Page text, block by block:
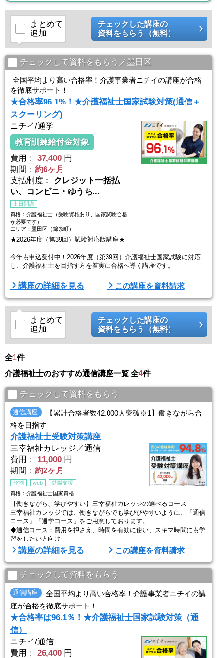
まとめて
追加
チェックした講座の
資料をもらう（無料）
チェックして資料をもらう／墨田区
全国平均より高い合格率！介護事業者ニチイの講座が合格
を徹底サポート！
★合格率96.1%！★介護福祉士国家試験対策(通信＋
スクーリング)
ニチイ/通学
教育訓練給付金対象
費用：
37,400 円
期間： 約6ヶ月
支払制度： クレジット一括払
い、コンビニ・ゆうち...
土日開講
資格：介護福祉士（受験資格あり、国家試験合格
が必要です）
エリア：墨田区（錦糸町）
★2026年度（第39回）試験対応版講座★
今年も申込受付中！2026年度（第39回）介護福祉士国家試験に対応
し、介護福祉士を目指す方を着実に合格へ導く講座です。
ニチイの講座は、学びやすいカリキュラムと充実のサポートで、あな
たの介護福祉士国家資格合格をバックアップします！
・合格率も高い！介護事業者ニチイの実績ある講座
・本試験の予行演習！「全国統一模試」付き
・最短2ヵ月程度の効率的学習が可能！
・フルセット教材や学習サポートも充実
・スクーリングではベテラン講師が要点を直 ...
講座の詳細を見る この講座を資料請求
まとめて
追加
チェックした講座の
資料をもらう（無料）
全1件
介護福祉士のおすすめ通信講座一覧 全4件
チェックして資料をもらう
通信講座
【累計合格者数42,000人突破※1】働きながら合
格を目指す
介護福祉士受験対策講座
三幸福祉カレッジ／通信
費用：
11,000 円
期間： 約2ヶ月
分割 web
就職支援
資格：介護福祉士国家資格
【働きながら、学びやすい】三幸福祉カレッジの選べるコース
三幸福祉カレッジでは、働きながらでも学びびやすいように、「通信
コース」「通学コース」をご用意しております。
◆通信コース：費用を押さえ、時間を有効に使い、スキマ時間にも学
習をしたい方向け
◆通学コース：講師の直接指導を受け、仲間と勉強したい方向け
三幸福祉カレッジの合格率が高い【3つの理由】
①合格に的を絞ったオリジナル問題集
三幸福祉カレッジのオリジナル教材は、毎年、最新の出題傾向を徹
底分析して作成しています。広い出題範囲の中か ...
講座の詳細を見る この講座を資料請求
チェックして資料をもらう
通信講座
全国平均より高い合格率！介護事業者ニチイの講
座が合格を徹底サポート！
★合格率は96.1％！★介護福祉士国家試験対策（通
信）
ニチイ/通信
費用：
26,400 円